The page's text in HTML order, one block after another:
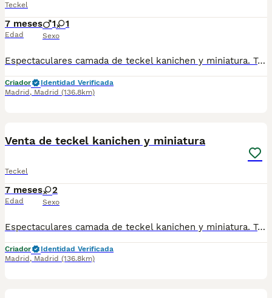
Teckel
7 meses
Edad
1 1
Sexo
Espectaculares camada de teckel kanichen y miniatura. Todos los cachorritos se entregan con unos dos meses y medio de edad y sus vacunas correspondientes, desparasitados interna y externamente, con certificado de salud, y garantía tanto por enfermedad vírica como congénito genética. Posibilidad de entregar en toda España mediante transporte propio preparado para animales y con chofer privado. Los precios pueden variar según las características y morfología de cada cachorro. Añádenos al whats app o llámanos, y encantados atenderemos todas tus dudas y consultas. Teléfono / Whats app: 641 92 23 90
Criador
Identidad Verificada
Madrid , Madrid (136.8km)
Venta de teckel kanichen y miniatura
Teckel
7 meses
Edad
2
Sexo
Espectaculares camada de teckel kanichen y miniatura. Todos los cachorritos se entregan con unos dos meses y medio de edad y sus vacunas correspondientes, desparasitados interna y externamente, con certificado de salud, y garantía tanto por enfermedad vírica como congénito genética. Posibilidad de entregar en toda España mediante transporte propio preparado para animales y con chofer privado. Los precios pueden variar según las características y morfología de cada cachorro. Añádenos al whats app o llámanos, y encantados atenderemos todas tus dudas y consultas. Teléfono / Whats app: 641 92 23 90
Criador
Identidad Verificada
Madrid , Madrid (136.8km)